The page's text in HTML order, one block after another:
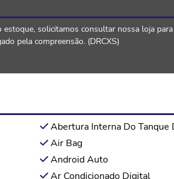
solicitamos consultar nossa loja
pela compreensão. (DRCXS)
Abertura Interna Do Tanque
Air Bag
Android Auto
Ar Condicionado Digital